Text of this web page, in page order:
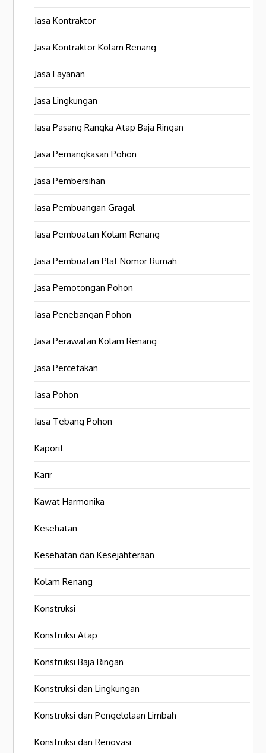
Jasa Kontraktor
Jasa Kontraktor Kolam Renang
Jasa Layanan
Jasa Lingkungan
Jasa Pasang Rangka Atap Baja Ringan
Jasa Pemangkasan Pohon
Jasa Pembersihan
Jasa Pembuangan Gragal
Jasa Pembuatan Kolam Renang
Jasa Pembuatan Plat Nomor Rumah
Jasa Pemotongan Pohon
Jasa Penebangan Pohon
Jasa Perawatan Kolam Renang
Jasa Percetakan
Jasa Pohon
Jasa Tebang Pohon
Kaporit
Karir
Kawat Harmonika
Kesehatan
Kesehatan dan Kesejahteraan
Kolam Renang
Konstruksi
Konstruksi Atap
Konstruksi Baja Ringan
Konstruksi dan Lingkungan
Konstruksi dan Pengelolaan Limbah
Konstruksi dan Renovasi